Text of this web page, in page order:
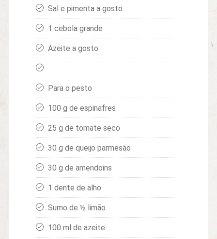
Sal e pimenta a gosto
1 cebola grande
Azeite a gosto
Para o pesto
100 g de espinafres
25 g de tomate seco
30 g de queijo parmesão
30 g de amendoins
1 dente de alho
Sumo de ½ limão
100 ml de azeite